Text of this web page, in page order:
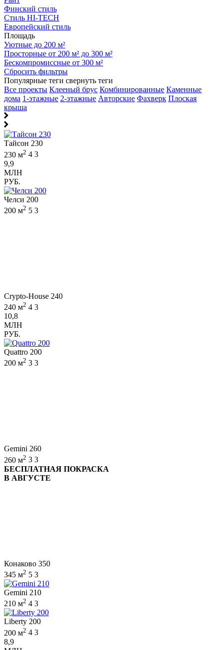
Финский стиль
Стиль HI-TECH
Европейский стиль
Площадь
Уютные до 200 м²
Просторные от 200 м² до 300 м²
Бескомпромиссные от 300 м²
Сбросить фильтры
Популярные теги свернуть теги
Все проекты Клееный брус Комбинированные Каменные
дома 1-этажные 2-этажные Авторские Фахверк Плоская
крыша
Тайсон 230
230 м2 4 3
9,9
МЛН
РУБ.
Челси 200
200 м2 5 3
Crypto-House 240
240 м2 4 3
10,8
МЛН
РУБ.
Quattro 200
200 м2 3 3
Gemini 260
260 м2 3 3
БЕСПЛАТНАЯ ПОКРАСКА
В АВГУСТЕ
Конаково 350
345 м2 5 3
Gemini 210
210 м2 4 3
Liberty 200
200 м2 4 3
8,9